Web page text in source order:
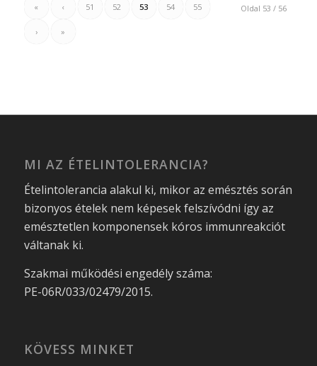
Oldal 53 / 56
« ‹ 51 52 53 54 55
› »
MI AZ ÉTELINTOLERANCIA?
Ételintolerancia alakul ki, mikor az emésztés során
bizonyos ételek nem képesek felszívódni így az
emésztetlen komponensek kóros immunreakciót
váltanak ki.
Szakmai működési engedély száma:
PE-06R/033/02479/2015.
KÖVESS MINKET